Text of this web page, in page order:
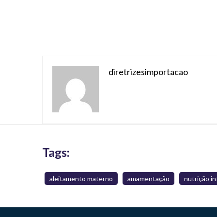
diretrizesimportacao
Tags:
aleitamento materno amamentação nutrição